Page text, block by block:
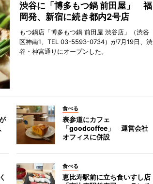
渋谷に「博多もつ鍋 前田屋」 福
岡発、新宿に続き都内2号店
もつ鍋店「博多もつ鍋 前田屋 渋谷店」（渋谷
区神南1、TEL 03-5593-0734）が7月19日、渋
谷・神宮通りにオープンした。
食べる
表参道にカフェ
「goodcoffee」 運営会社
オフィスに併設
食べる
恵比寿駅前に立ち食いすし店